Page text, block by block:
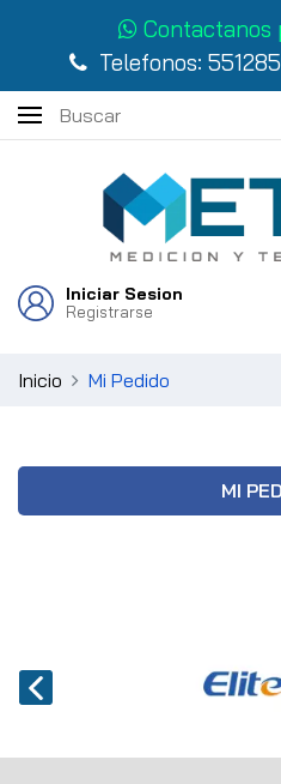
Contactanos
Telefonos:
Iniciar Sesion
Registrarse
Inicio Mi Pedido
MI